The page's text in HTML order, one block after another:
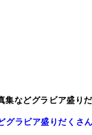
集などグラビア盛り
グラビア盛りだくさ